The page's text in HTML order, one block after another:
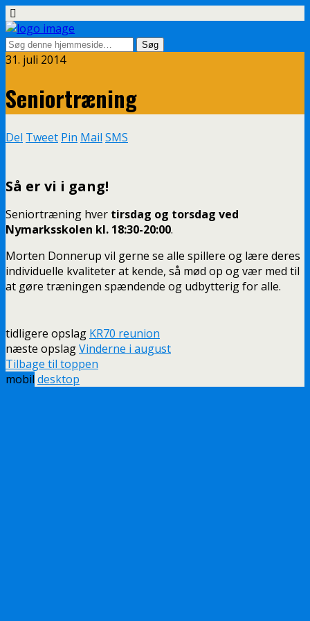
31. juli 2014
Seniortræning
Del Tweet Pin Mail SMS
Så er vi i gang!
Seniortræning hver tirsdag og torsdag ved
Nymarksskolen kl. 18:30-20:00.
Morten Donnerup vil gerne se alle spillere og lære deres
individuelle kvaliteter at kende, så mød op og vær med til
at gøre træningen spændende og udbytterig for alle.
tidligere opslag KR70 reunion
næste opslagVinderne i august
Tilbage til toppen
mobil desktop